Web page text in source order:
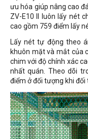
ưu hóa giúp nâng cao
ZV-E10 II luôn lấy nét
cao gồm 759 điểm lấy
Lấy nét tự động theo
khuôn mặt và mắt của
chim với độ chính xác
nhất quán. Theo dõi
điểm ở đối tượng khi